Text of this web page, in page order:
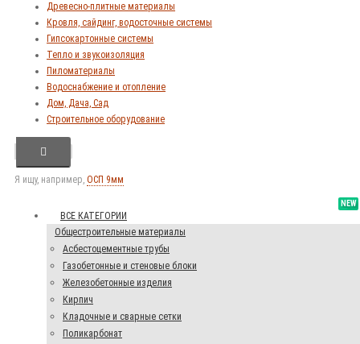
Древесно-плитные материалы
Кровля, сайдинг, водосточные системы
Гипсокартонные системы
Тепло и звукоизоляция
Пиломатериалы
Водоснабжение и отопление
Дом, Дача, Сад
Строительное оборудование
Я ищу, например, ОСП 9мм
ВСЕ КАТЕГОРИИ
Общестроительные материалы
Асбестоцементные трубы
Газобетонные и стеновые блоки
Железобетонные изделия
Кирпич
Кладочные и сварные сетки
Поликарбонат
NEW